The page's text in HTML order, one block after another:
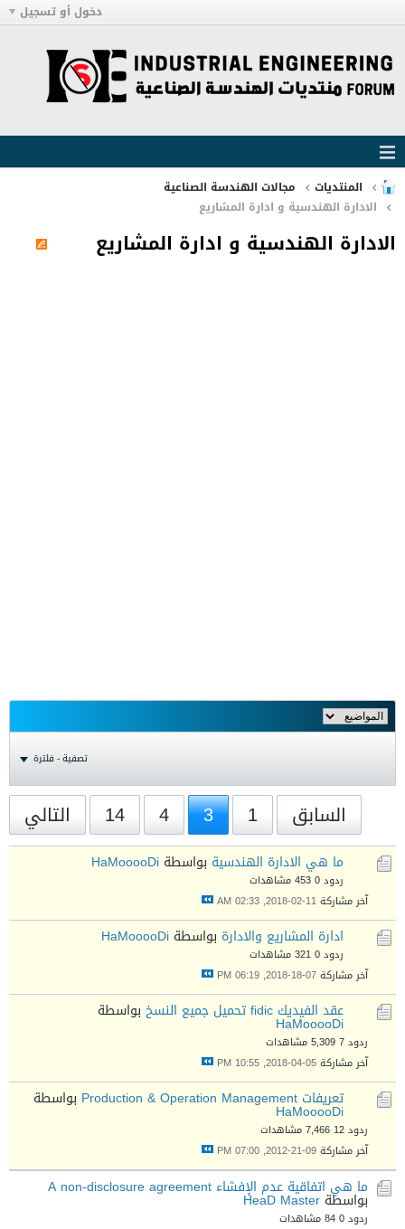
دخول أو تسجيل
المنتديات
مجالات الهندسة الصناعية
الادارة الهندسية و ادارة المشاريع
الادارة الهندسية و ادارة المشاريع
تصفية - فلترة
السابق 1
3
4
14 التالي
ما هي الادارة الهندسية بواسطة HaMooooDi
ردود 0
453 مشاهدات
آخر مشاركة11-02-2018, 02:33 AM
ادارة المشاريع والادارة بواسطة HaMooooDi
ردود 0
321 مشاهدات
آخر مشاركة07-18-2018, 06:19 PM
عقد الفيديك fidic تحميل جميع النسخ بواسطة
HaMooooDi
ردود 7
5,309 مشاهدات
آخر مشاركة05-04-2018, 10:55 PM
تعريفات Production & Operation Management بواسطة
HaMooooDi
ردود 12
7,466 مشاهدات
آخر مشاركة09-21-2012, 07:00 PM
ما هي اتفاقية عدم الإفشاء A non-disclosure agreement
بواسطة HeaD Master
ردود 0
84 مشاهدات